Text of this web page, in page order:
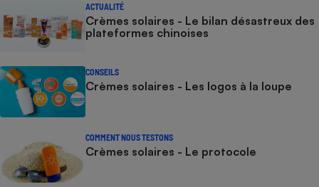
ACTUALITÉ
Crèmes solaires - Le bilan désastreux des
plateformes chinoises
CONSEILS
Crèmes solaires - Les logos à la loupe
COMMENT NOUS TESTONS
Crèmes solaires - Le protocole